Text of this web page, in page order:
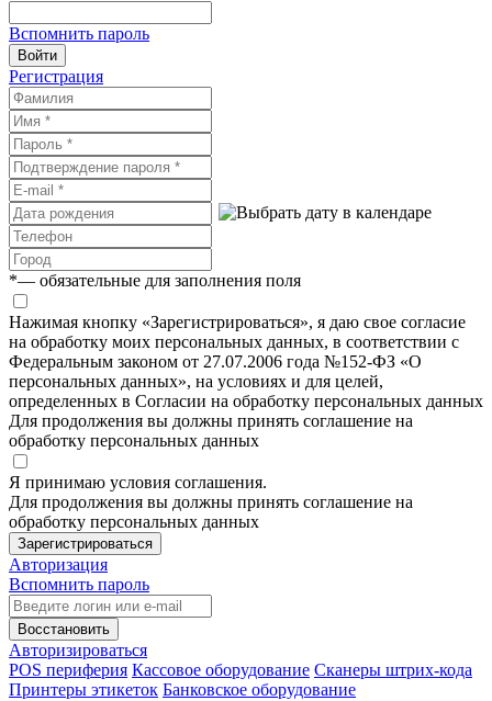
Вспомнить пароль
Войти
Регистрация
*— обязательные для заполнения поля
Нажимая кнопку «Зарегистрироваться», я даю свое согласие
на обработку моих персональных данных, в соответствии с
Федеральным законом от 27.07.2006 года №152-ФЗ «О
персональных данных», на условиях и для целей,
определенных в Согласии на обработку персональных данных
Для продолжения вы должны принять соглашение на
обработку персональных данных
Я принимаю условия соглашения.
Для продолжения вы должны принять соглашение на
обработку персональных данных
Зарегистрироваться
Авторизация
Вспомнить пароль
Восстановить
Авторизироваться
POS периферия Кассовое оборудование Сканеры штрих-кода
Принтеры этикеток Банковское оборудование